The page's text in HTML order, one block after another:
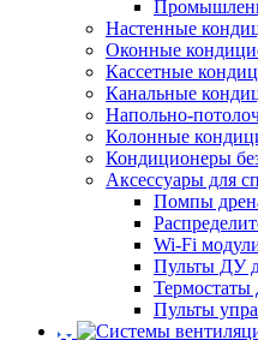
Настенные
Оконные
Кассетные
Канальные
Напольно-
Колонные
Кондиционеры
Аксессуары для
Помпы
Wi-Fi
Пульты ДУ
Термостаты
Пульты